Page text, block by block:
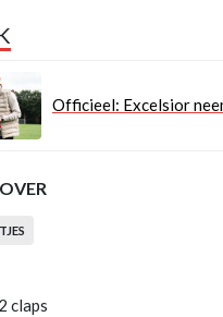
Officieel: Excelsior
claps